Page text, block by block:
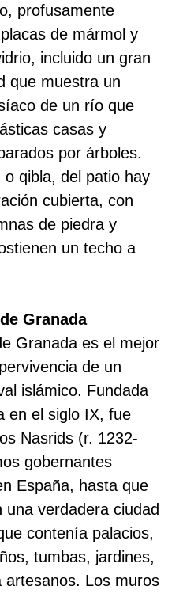
profusamente
de mármol y
incluido un gran
que muestra un
de un río que
casas y
por árboles.
o qibla, del patio hay
cubierta, con
de piedra y
un techo a
Granada
Granada es el mejor
de un
islámico. Fundada
en el siglo IX, fue
Nasrids (r. 1232-
gobernantes
España, hasta que
una verdadera ciudad
contenía palacios,
tumbas, jardines,
artesanos. Los muros